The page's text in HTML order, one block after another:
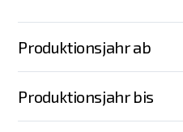
Produktionsjahr ab
Produktionsjahr bis